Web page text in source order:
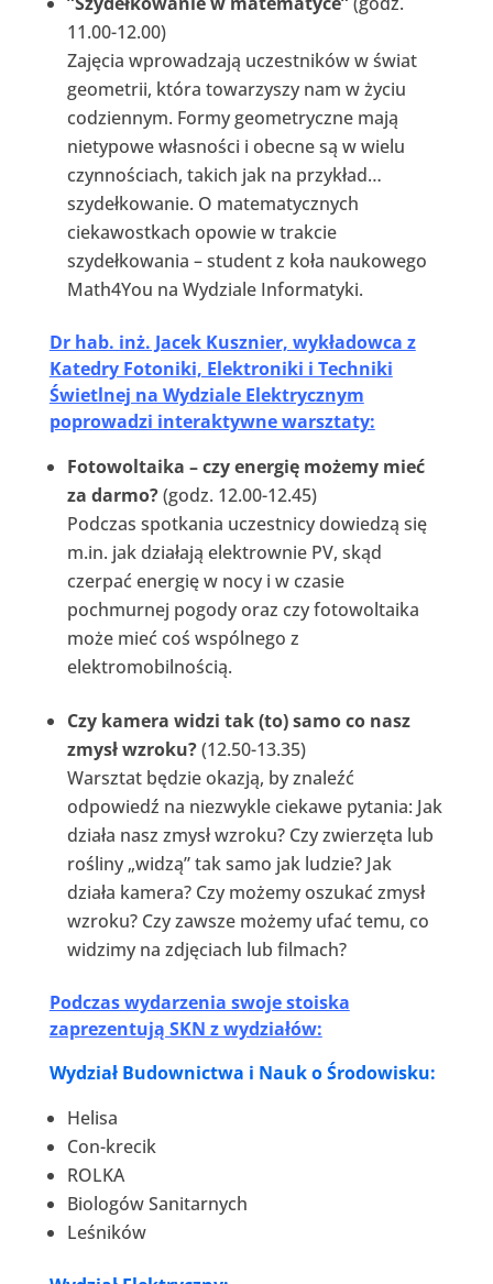
11.00-12.00)
Zajęcia wprowadzają uczestników w świat
geometrii, która towarzyszy nam w życiu
codziennym. Formy geometryczne mają
nietypowe własności i obecne są w wielu
czynnościach, takich jak na przykład…
szydełkowanie. O matematycznych
ciekawostkach opowie w trakcie
szydełkowania – student z koła naukowego
Math4You na Wydziale Informatyki.
Dr hab. inż. Jacek Kusznier, wykładowca z
Katedry Fotoniki, Elektroniki i Techniki
Świetlnej na Wydziale Elektrycznym
poprowadzi interaktywne warsztaty:
Fotowoltaika – czy energię możemy mieć
za darmo?(godz. 12.00-12.45)
Podczas spotkania uczestnicy dowiedzą się
m.in. jak działają elektrownie PV, skąd
czerpać energię w nocy i w czasie
pochmurnej pogody oraz czy fotowoltaika
może mieć coś wspólnego z
elektromobilnością.
Czy kamera widzi tak (to) samo co nasz
zmysł wzroku?(12.50-13.35)
Warsztat będzie okazją, by znaleźć
odpowiedź na niezwykle ciekawe pytania: Jak
działa nasz zmysł wzroku? Czy zwierzęta lub
rośliny „widzą” tak samo jak ludzie? Jak
działa kamera? Czy możemy oszukać zmysł
wzroku? Czy zawsze możemy ufać temu, co
widzimy na zdjęciach lub filmach?
Podczas wydarzenia swoje stoiska
zaprezentują SKN z wydziałów:
Wydział Budownictwa i Nauk o Środowisku:
Helisa
Con-krecik
ROLKA
Biologów Sanitarnych
Leśników